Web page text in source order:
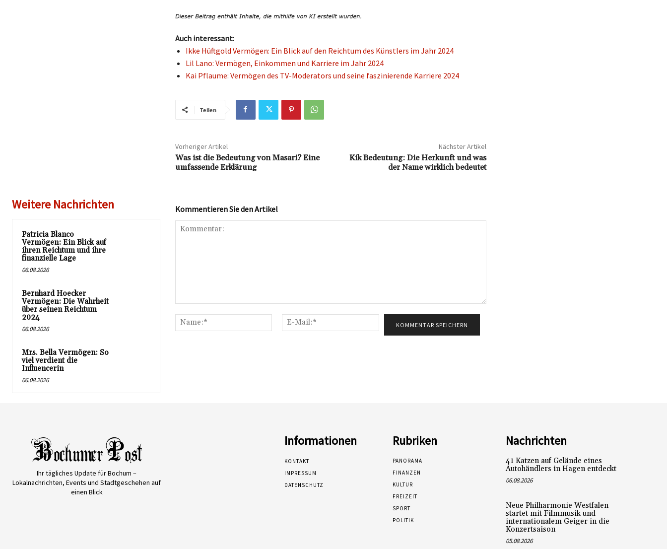
Auch interessant:
Ikke Hüftgold Vermögen: Ein Blick auf den Reichtum des Künstlers im Jahr 2024
Lil Lano: Vermögen, Einkommen und Karriere im Jahr 2024
Kai Pflaume: Vermögen des TV-Moderators und seine faszinierende Karriere 2024
Teilen
Vorheriger Artikel
Was ist die Bedeutung von Masari? Eine
umfassende Erklärung
Nächster Artikel
Kik Bedeutung: Die Herkunft und was
der Name wirklich bedeutet
Weitere Nachrichten
Patricia Blanco
Vermögen: Ein Blick auf
ihren Reichtum und ihre
finanzielle Lage
06.08.2026
Bernhard Hoecker
Vermögen: Die Wahrheit
über seinen Reichtum
2024
06.08.2026
Mrs. Bella Vermögen: So
viel verdient die
Influencerin
06.08.2026
Kommentieren Sie den Artikel
Name:*
Mail:*
Ihr tägliches Update für Bochum –
Lokalnachrichten, Events und Stadtgeschehen auf
einen Blick
Informationen
KONTAKT
IMPRESSUM
DATENSCHUTZ
Rubriken
PANORAMA
FINANZEN
KULTUR
FREIZEIT
SPORT
POLITIK
Nachrichten
41 Katzen auf Gelände eines
Autohändlers in Hagen entdeckt
06.08.2026
Neue Philharmonie Westfalen
startet mit Filmmusik und
internationalem Geiger in die
Konzertsaison
05.08.2026